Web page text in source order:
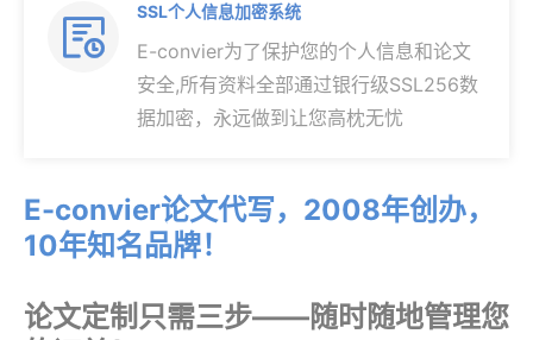

SSL个人信息加密系统
E-convier为了保护您的个人信息和论文
安全,所有资料全部通过银行级SSL256数
据加密，永远做到让您高枕无忧
E-convier论文代写，2008年创办，
10年知名品牌！
论文定制只需三步——随时随地管理您